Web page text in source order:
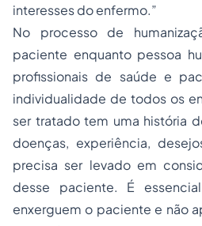
interesses do enfermo.”
No processo de
paciente enquanto pessoa
profissionais de saúde e
individualidade de todos os
ser tratado tem uma história
doenças, experiência,
precisa ser levado em
desse paciente. É
enxerguem o paciente e não